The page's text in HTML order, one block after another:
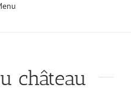
château